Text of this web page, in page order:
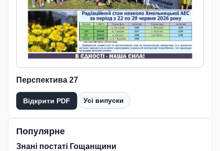
Перспектива 27
Відкрити PDF Усі випуски
Популярне
Знані постаті Гощанщини